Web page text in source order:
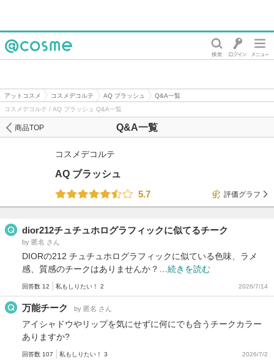
アットコスメ コスメデコルテ AQ ブラッシュ
Q&A一覧
コスメデコルテ / AQ ブラッシュ Q&A一覧
Q&A一覧
商品TOP
コスメデコルテ
AQ ブラッシュ
5.7
評価グラフ
dior212チュチュホログラフィックに似てるチーク
by 匿名 さん
DIORの212 チュチュホログラフィックに似ている色味、ラメ
感、質感のチークはありませんか？… 続きを読む
回答数 12 私もしりたい！ 2 2026/7/14
万能チーク by 匿名 さん
アイシャドウやリップを気にせずに何にでも合うチークカラー
ありますか?
回答数 107 私もしりたい！ 3 2026/7/2